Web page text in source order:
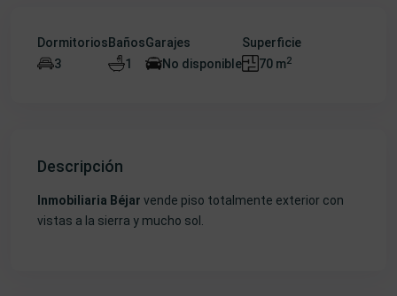
Dormitorios
3
Baños
1
Garajes
No disponible
Superficie
70 m2
Descripción
Inmobiliaria Béjar vende piso totalmente exterior con
vistas a la sierra y mucho sol.